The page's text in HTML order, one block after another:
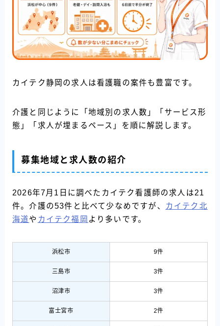
カイテク静岡の求人は看護職の案件も豊富です。
介護と同じように「地域別の求人数」「サービス形
態」「求人が埋まるペース」を順に解説します。
募集地域と求人数の紹介
2026年7月1日に調べたカイテク看護師の求人は21
件。介護の53件と比べて少なめですが、
カイテク北
海道や カイテク福岡 より多いです。
浜松市 9件
三島市 3件
沼津市 3件
富士宮市 2件